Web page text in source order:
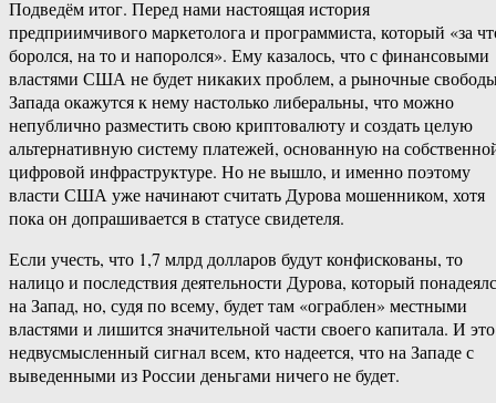
Подведём итог. Перед нами настоящая история
предприимчивого маркетолога и программиста, который «за
боролся, на то и напоролся». Ему казалось, что с финансовыми
властями США не будет никаких проблем, а рыночные
Запада окажутся к нему настолько либеральны, что можно
непублично разместить свою криптовалюту и создать целую
альтернативную систему платежей, основанную на
цифровой инфраструктуре. Но не вышло, и именно поэтому
власти США уже начинают считать Дурова мошенником, хотя
пока он допрашивается в статусе свидетеля.
Если учесть, что 1,7 млрд долларов будут конфискованы, то
налицо и последствия деятельности Дурова, который
на Запад, но, судя по всему, будет там «ограблен» местными
властями и лишится значительной части своего капитала. И это
недвусмысленный сигнал всем, кто надеется, что на Западе с
выведенными из России деньгами ничего не будет.